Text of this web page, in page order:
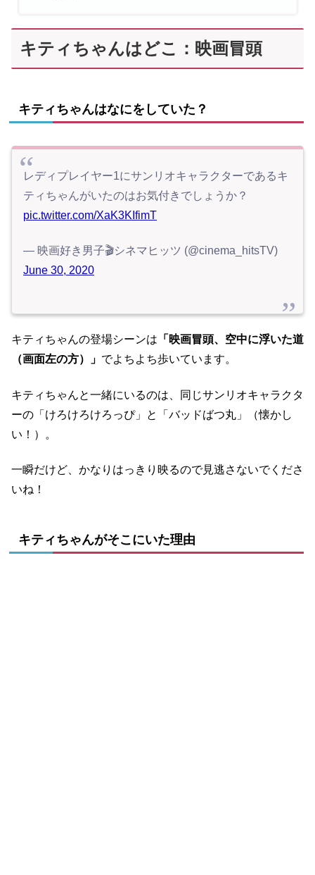
キティちゃんはどこ：映画冒頭
キティちゃんはなにをしていた？
レディプレイヤー1にサンリオキャラクターであるキ
ティちゃんがいたのはお気付きでしょうか？
pic.twitter.com/XaK3KIfimT
— 映画好き男子🎬シネマヒッツ (@cinema_hitsTV)
June 30, 2020
キティちゃんの登場シーンは 「映画冒頭、空中に浮いた道
（画面左の方）」 でよちよち歩いています。
キティちゃんと一緒にいるのは、同じサンリオキャラクタ
ーの「けろけろけろっぴ」と「バッドばつ丸」（懐かし
い！）。
一瞬だけど、かなりはっきり映るので見逃さないでくださ
いね！
キティちゃんがそこにいた理由